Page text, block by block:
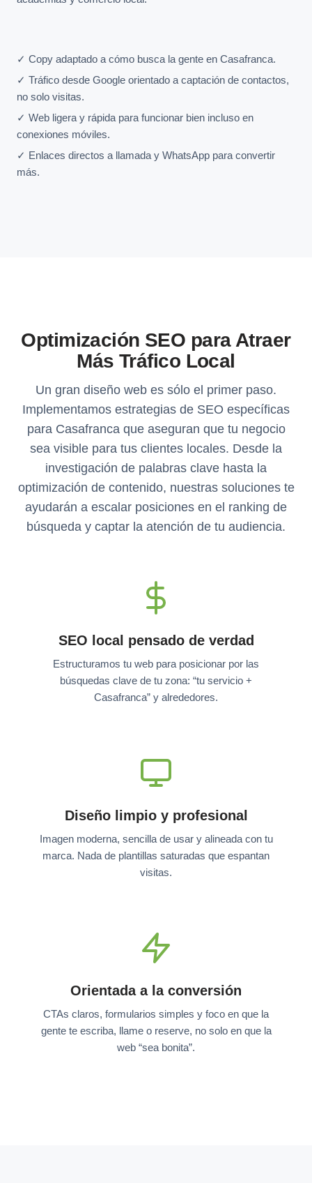
✓ Copy adaptado a cómo busca la gente en Casafranca.
✓ Tráfico desde Google orientado a captación de contactos,
no solo visitas.
✓ Web ligera y rápida para funcionar bien incluso en
conexiones móviles.
✓ Enlaces directos a llamada y WhatsApp para convertir
más.
Optimización SEO para Atraer
Más Tráfico Local
Un gran diseño web es sólo el primer paso.
Implementamos estrategias de SEO específicas
para Casafranca que aseguran que tu negocio
sea visible para tus clientes locales. Desde la
investigación de palabras clave hasta la
optimización de contenido, nuestras soluciones te
ayudarán a escalar posiciones en el ranking de
búsqueda y captar la atención de tu audiencia.
SEO local pensado de verdad
Estructuramos tu web para posicionar por las
búsquedas clave de tu zona: “tu servicio +
Casafranca” y alrededores.
Diseño limpio y profesional
Imagen moderna, sencilla de usar y alineada con tu
marca. Nada de plantillas saturadas que espantan
visitas.
Orientada a la conversión
CTAs claros, formularios simples y foco en que la
gente te escriba, llame o reserve, no solo en que la
web “sea bonita”.